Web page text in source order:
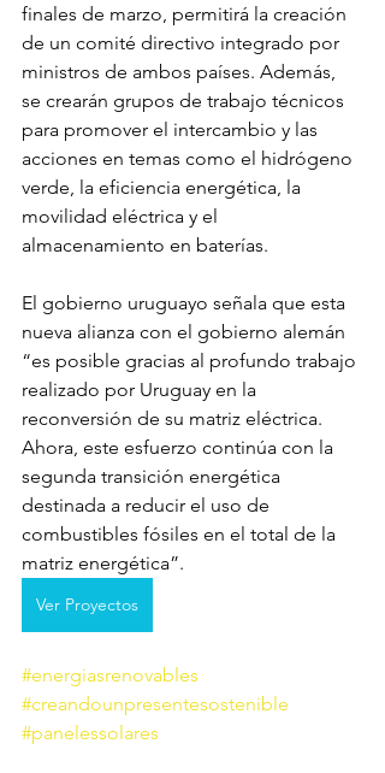
finales de marzo, permitirá la creación
de un comité directivo integrado por
ministros de ambos países. Además,
se crearán grupos de trabajo técnicos
para promover el intercambio y las
acciones en temas como el hidrógeno
verde, la eficiencia energética, la
movilidad eléctrica y el
almacenamiento en baterías.
El gobierno uruguayo señala que esta
nueva alianza con el gobierno alemán
“es posible gracias al profundo trabajo
realizado por Uruguay en la
reconversión de su matriz eléctrica.
Ahora, este esfuerzo continúa con la
segunda transición energética
destinada a reducir el uso de
combustibles fósiles en el total de la
matriz energética”.
Ver Proyectos
#energiasrenovables
#creandounpresentesostenible
#panelessolares